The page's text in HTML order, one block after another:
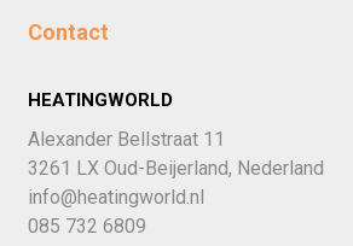
Contact
HEATINGWORLD
Alexander Bellstraat 11
3261 LX Oud-Beijerland, Nederland
info@heatingworld.nl
085 732 6809